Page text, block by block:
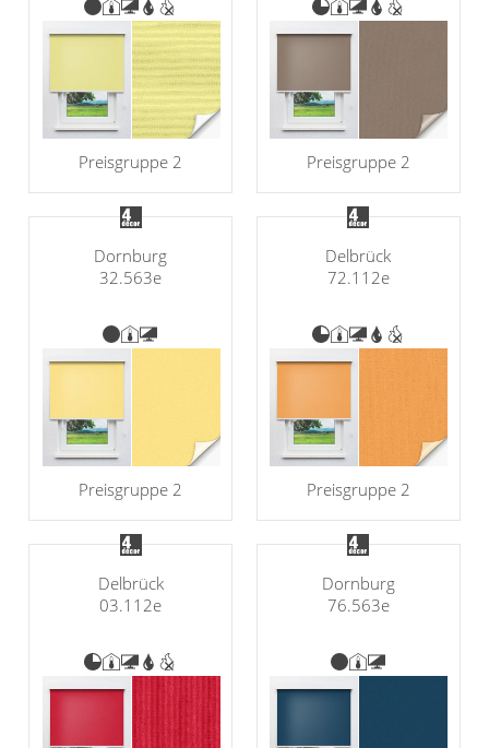
Preisgruppe 2 Preisgruppe 2
Dornburg
32.563e
Preisgruppe 2
Delbrück
72.112e
Preisgruppe 2
Delbrück
03.112e
Dornburg
76.563e